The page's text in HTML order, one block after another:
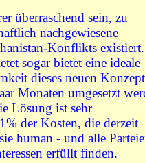
überraschend sein, zu
nachgewiesene
Konflikts existiert.
sogar bietet eine ideale
dieses neuen
Monaten umgesetzt
Lösung ist sehr
der Kosten, die derzeit
human - und alle
erfüllt finden.